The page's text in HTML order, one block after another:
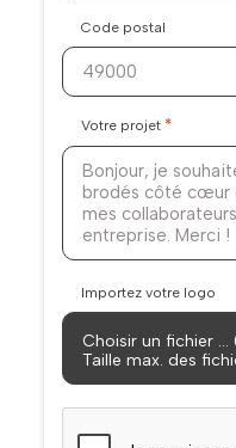
Code postal
Votre projet *
Importez votre logo
Choisir un fichier
Taille max. des